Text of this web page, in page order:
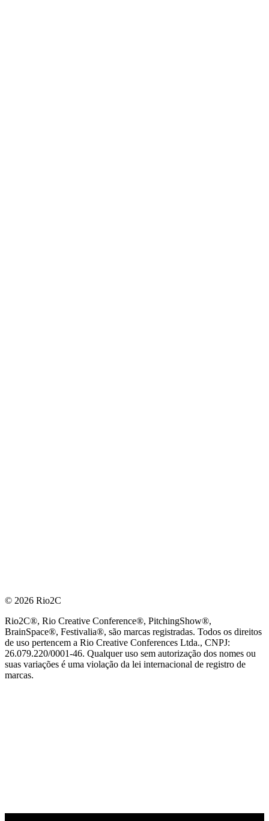
© 2026 Rio2C
Rio2C®, Rio Creative Conference®, PitchingShow®,
BrainSpace®, Festivalia®, são marcas registradas. Todos os direitos
de uso pertencem a Rio Creative Conferences Ltda., CNPJ:
26.079.220/0001-46. Qualquer uso sem autorização dos nomes ou
suas variações é uma violação da lei internacional de registro de
marcas.